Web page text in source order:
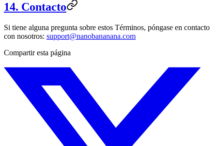
14. Contacto
Si tiene alguna pregunta sobre estos Términos, póngase en contacto
con nosotros: support@nanobananana.com
Compartir esta página